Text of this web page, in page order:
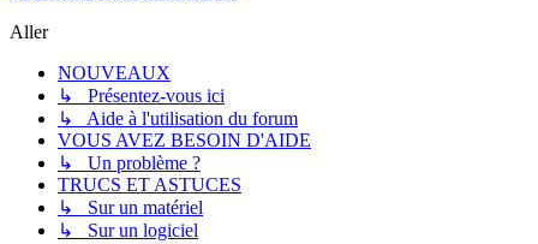
Aller
NOUVEAUX
↳ Présentez-vous ici
↳ Aide à l'utilisation du forum
VOUS AVEZ BESOIN D'AIDE
↳ Un problème ?
TRUCS ET ASTUCES
↳ Sur un matériel
↳ Sur un logiciel